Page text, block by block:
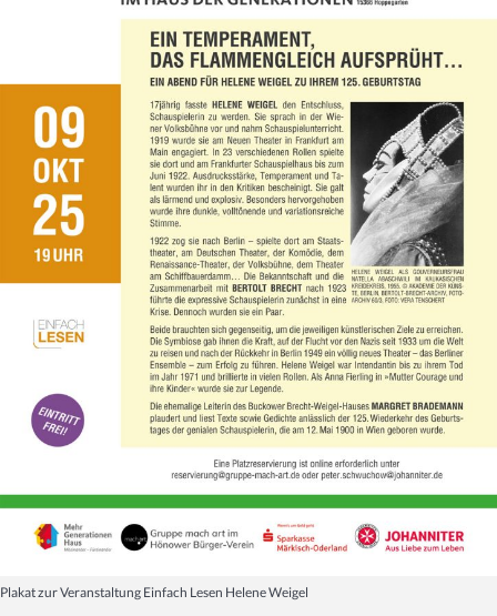
Plakat zur Veranstaltung Einfach Lesen Helene Weigel